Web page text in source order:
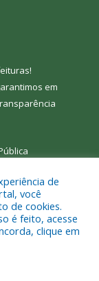
!
em
de Bom Jesus
de
você
de cookies.
é feito, acesse
clique em